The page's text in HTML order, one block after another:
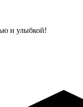
и улыбкой!